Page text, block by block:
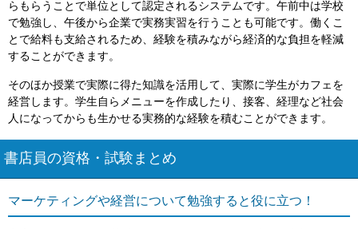
らもらうことで単位として認定されるシステムです。午前中は学校
で勉強し、午後から企業で実務実習を行うことも可能です。働くこ
とで給料も支給されるため、経験を積みながら経済的な負担を軽減
することができます。
そのほか授業で実際に得た知識を活用して、実際に学生がカフェを
経営します。学生自らメニューを作成したり、接客、経理など社会
人になってからも生かせる実務的な経験を積むことができます。
書店員の資格・試験まとめ
マーケティングや経営について勉強すると役に立つ！